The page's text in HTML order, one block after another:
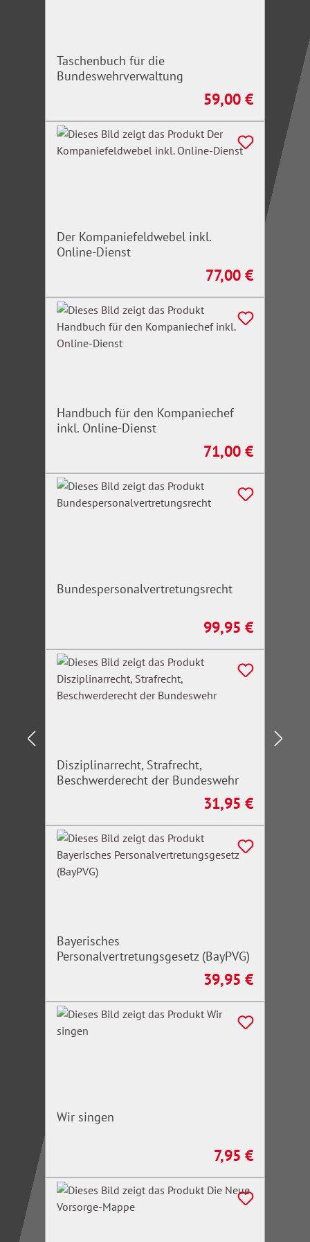
Taschenbuch für die
Bundeswehrverwaltung
Regulärer Preis:
59,00 €
Der Kompaniefeldwebel inkl.
Online-Dienst
Regulärer Preis:
77,00 €
Handbuch für den Kompaniechef
inkl. Online-Dienst
Regulärer Preis:
71,00 €
Bundespersonalvertretungsrecht
Regulärer Preis:
99,95 €
Disziplinarrecht, Strafrecht,
Beschwerderecht der Bundeswehr
Regulärer Preis:
31,95 €
Bayerisches
Personalvertretungsgesetz (BayPVG)
Regulärer Preis:
39,95 €
Wir singen
Regulärer Preis:
7,95 €